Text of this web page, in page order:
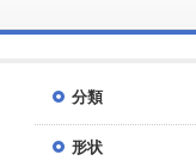
分類
形状